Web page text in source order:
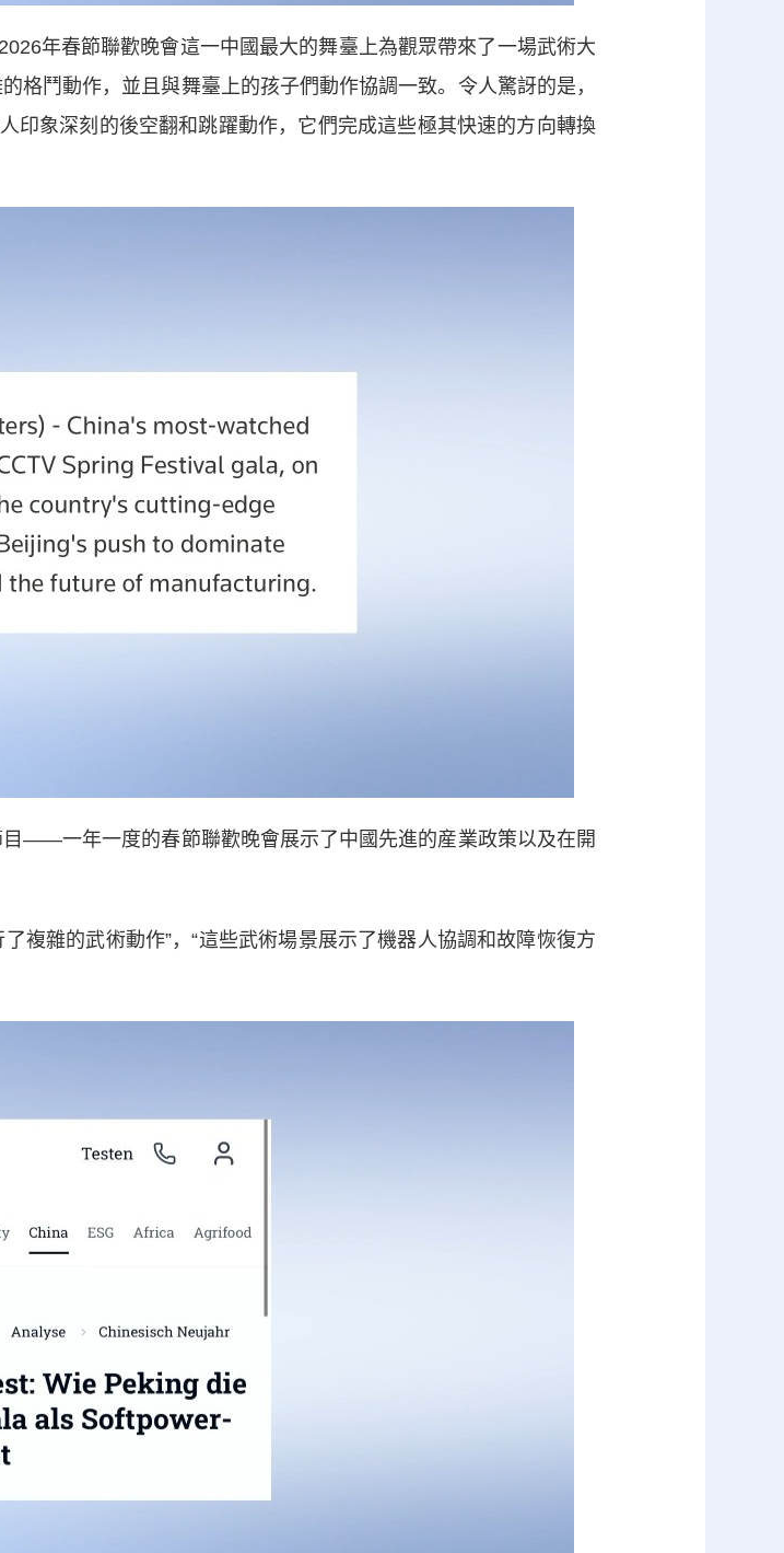
年春節聯歡晚會這一中國最大的舞臺上為觀眾帶來了一場武術大
格鬥動作，並且與舞臺上的孩子們動作協調一致。令人驚訝的是，
印象深刻的後空翻和跳躍動作，它們完成這些極其快速的方向轉換
——一年一度的春節聯歡晚會展示了中國先進的産業政策以及在開
雜的武術動作”，“這些武術場景展示了機器人協調和故障恢復方